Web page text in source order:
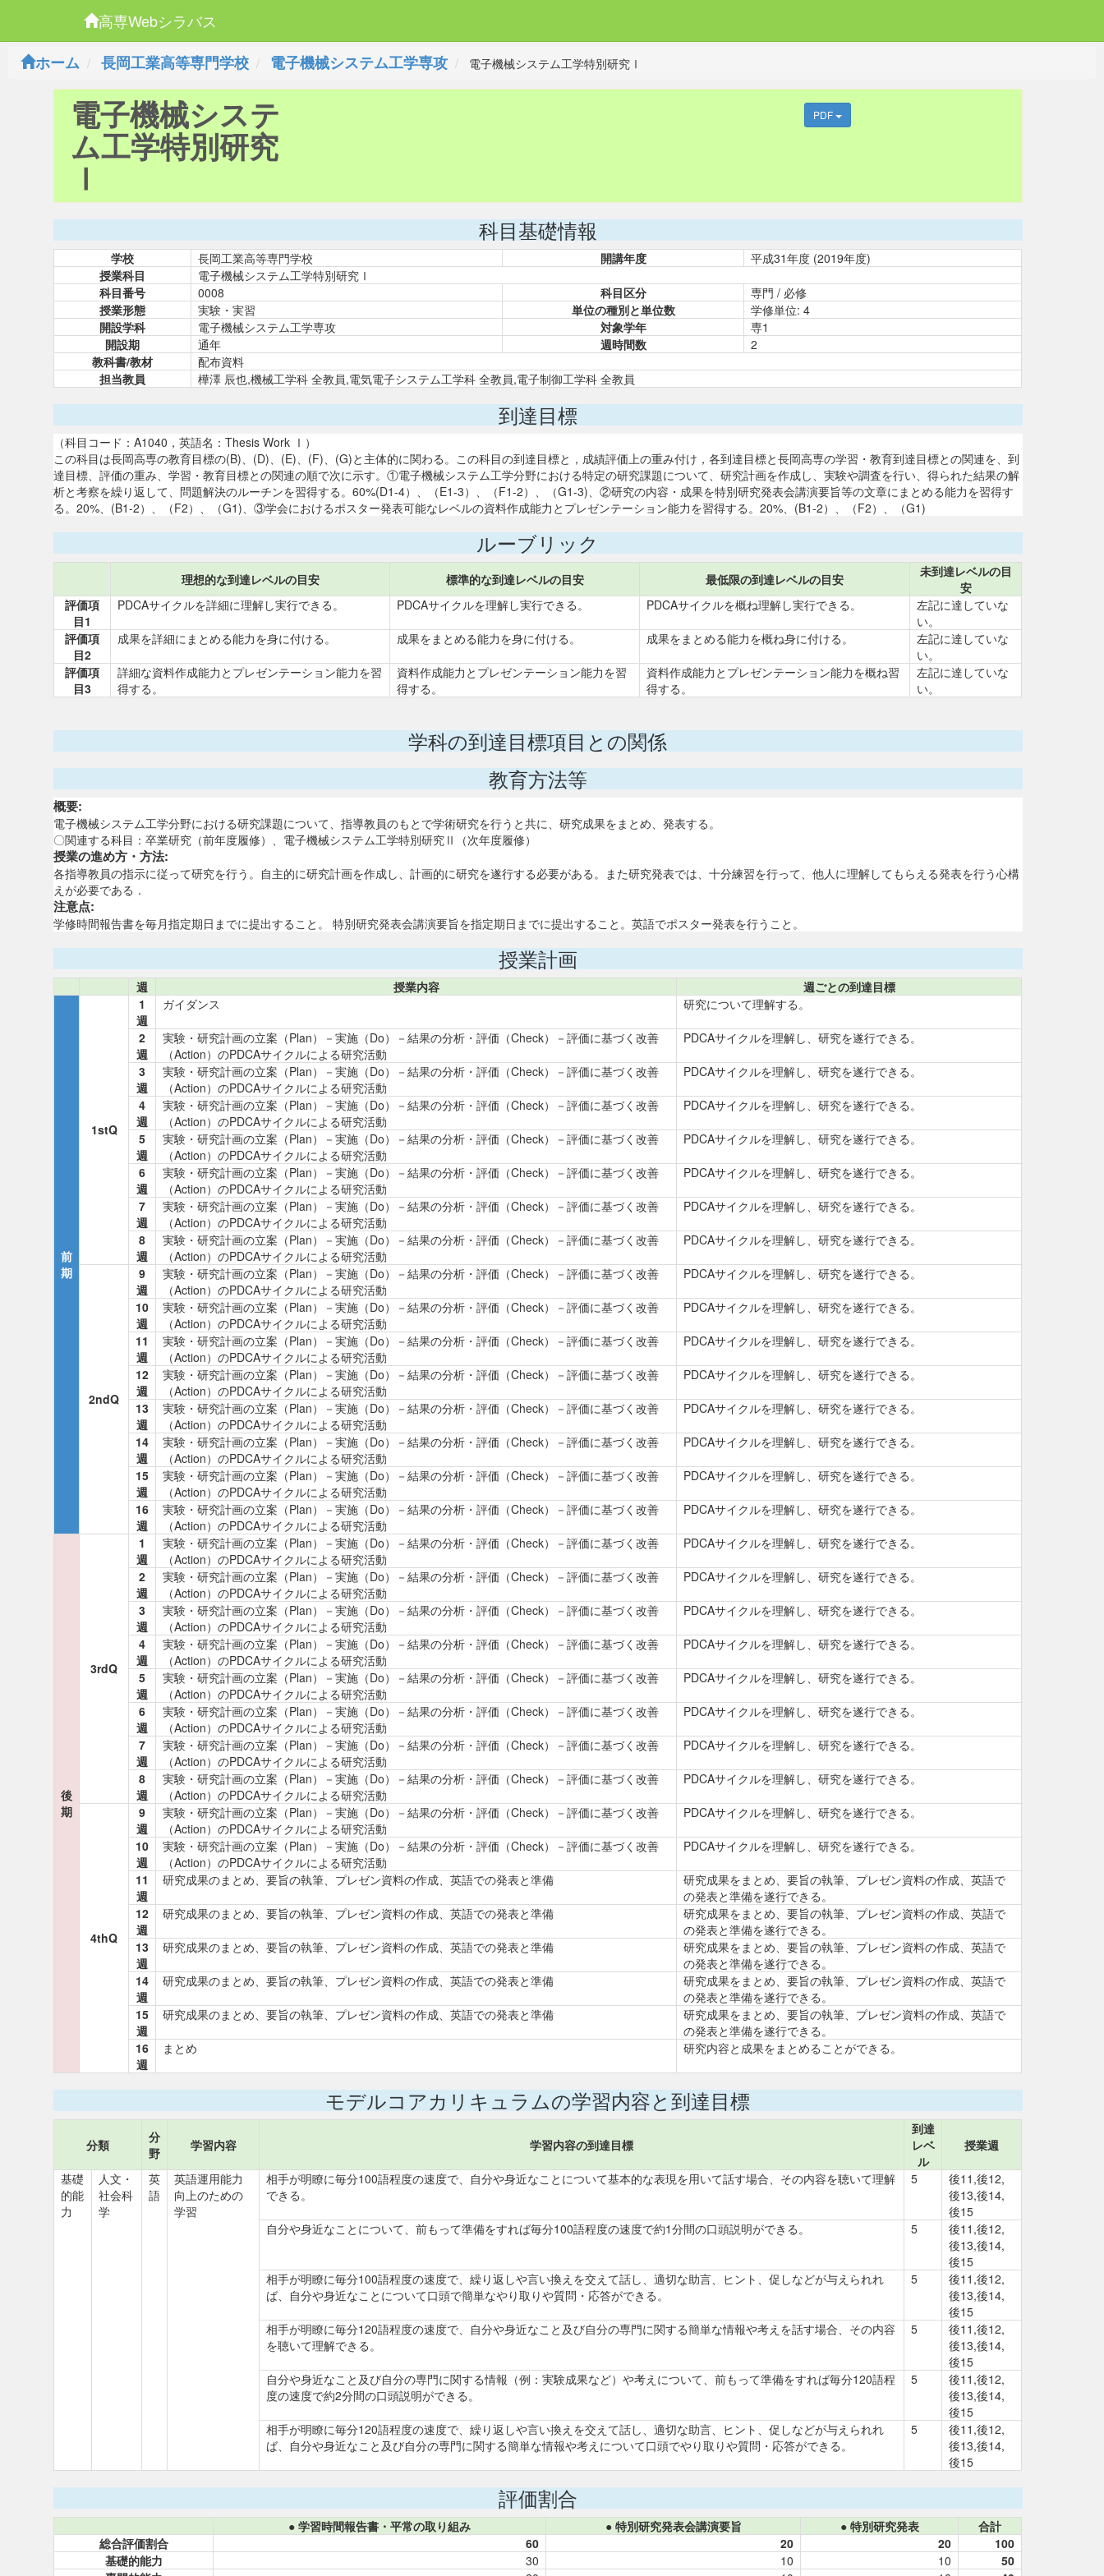
高専Webシラバス
ホーム
長岡工業高等専門学校 電子機械システム工学専攻 電子機械システム工学特別研究Ⅰ
電子機械システ
ム工学特別研究
Ⅰ
PDF
科目基礎情報
学校 長岡工業高等専門学校 開講年度
平成31年度 (2019年度)
授業科目
電子機械システム工学特別研究Ⅰ
科目番号
0008 科目区分
専門 / 必修
授業形態
実験・実習 単位の種別と単位数
学修単位: 4
開設学科
電子機械システム工学専攻 対象学年
専1
開設期
通年 週時間数
2
教科書/教材
配布資料
担当教員
樺澤 辰也,機械工学科 全教員,電気電子システム工学科 全教員,電子制御工学科 全教員
到達目標
（科目コード：A1040，英語名：Thesis Work Ⅰ）
この科目は長岡高専の教育目標の(B)、(D)、(E)、(F)、(G)と主体的に関わる。この科目の到達目標と，成績評価上の重み付け，各到達目標と長岡高専の学習・教育到達目標との関連を、到
達目標、評価の重み、学習・教育目標との関連の順で次に示す。①電子機械システム工学分野における特定の研究課題について、研究計画を作成し、実験や調査を行い、得られた結果の解
析と考察を繰り返して、問題解決のルーチンを習得する。60%(D1-4）、（E1-3）、（F1-2）、（G1-3)、②研究の内容・成果を特別研究発表会講演要旨等の文章にまとめる能力を習得す
る。20%、(B1-2）、（F2）、（G1)、③学会におけるポスター発表可能なレベルの資料作成能力とプレゼンテーション能力を習得する。20%、(B1-2）、（F2）、（G1)
ルーブリック
理想的な到達レベルの目安 標準的な到達レベルの目安 最低限の到達レベルの目安
未到達レベルの目
安
評価項
目1
PDCAサイクルを詳細に理解し実行できる。 PDCAサイクルを理解し実行できる。 PDCAサイクルを概ね理解し実行できる。
左記に達していな
い。
評価項
目2
成果を詳細にまとめる能力を身に付ける。 成果をまとめる能力を身に付ける。 成果をまとめる能力を概ね身に付ける。
左記に達していな
い。
評価項
目3
詳細な資料作成能力とプレゼンテーション能力を習
得する。
資料作成能力とプレゼンテーション能力を習
得する。
資料作成能力とプレゼンテーション能力を概ね習
得する。
左記に達していな
い。
学科の到達目標項目との関係
教育方法等
概要:
電子機械システム工学分野における研究課題について、指導教員のもとで学術研究を行うと共に、研究成果をまとめ、発表する。
〇関連する科目：卒業研究（前年度履修）、電子機械システム工学特別研究Ⅱ（次年度履修）
授業の進め方・方法:
各指導教員の指示に従って研究を行う。自主的に研究計画を作成し、計画的に研究を遂行する必要がある。また研究発表では、十分練習を行って、他人に理解してもらえる発表を行う心構
えが必要である．
注意点:
学修時間報告書を毎月指定期日までに提出すること。 特別研究発表会講演要旨を指定期日までに提出すること。英語でポスター発表を行うこと。
授業計画
週 授業内容 週ごとの到達目標
前
期
1stQ
1
週
ガイダンス 研究について理解する。
2
週
実験・研究計画の立案（Plan）－実施（Do）－結果の分析・評価（Check）－評価に基づく改善
（Action）のPDCAサイクルによる研究活動
PDCAサイクルを理解し、研究を遂行できる。
3
週
実験・研究計画の立案（Plan）－実施（Do）－結果の分析・評価（Check）－評価に基づく改善
（Action）のPDCAサイクルによる研究活動
PDCAサイクルを理解し、研究を遂行できる。
4
週
実験・研究計画の立案（Plan）－実施（Do）－結果の分析・評価（Check）－評価に基づく改善
（Action）のPDCAサイクルによる研究活動
PDCAサイクルを理解し、研究を遂行できる。
5
週
実験・研究計画の立案（Plan）－実施（Do）－結果の分析・評価（Check）－評価に基づく改善
（Action）のPDCAサイクルによる研究活動
PDCAサイクルを理解し、研究を遂行できる。
6
週
実験・研究計画の立案（Plan）－実施（Do）－結果の分析・評価（Check）－評価に基づく改善
（Action）のPDCAサイクルによる研究活動
PDCAサイクルを理解し、研究を遂行できる。
7
週
実験・研究計画の立案（Plan）－実施（Do）－結果の分析・評価（Check）－評価に基づく改善
（Action）のPDCAサイクルによる研究活動
PDCAサイクルを理解し、研究を遂行できる。
8
週
実験・研究計画の立案（Plan）－実施（Do）－結果の分析・評価（Check）－評価に基づく改善
（Action）のPDCAサイクルによる研究活動
PDCAサイクルを理解し、研究を遂行できる。
2ndQ
9
週
実験・研究計画の立案（Plan）－実施（Do）－結果の分析・評価（Check）－評価に基づく改善
（Action）のPDCAサイクルによる研究活動
PDCAサイクルを理解し、研究を遂行できる。
10
週
実験・研究計画の立案（Plan）－実施（Do）－結果の分析・評価（Check）－評価に基づく改善
（Action）のPDCAサイクルによる研究活動
PDCAサイクルを理解し、研究を遂行できる。
11
週
実験・研究計画の立案（Plan）－実施（Do）－結果の分析・評価（Check）－評価に基づく改善
（Action）のPDCAサイクルによる研究活動
PDCAサイクルを理解し、研究を遂行できる。
12
週
実験・研究計画の立案（Plan）－実施（Do）－結果の分析・評価（Check）－評価に基づく改善
（Action）のPDCAサイクルによる研究活動
PDCAサイクルを理解し、研究を遂行できる。
13
週
実験・研究計画の立案（Plan）－実施（Do）－結果の分析・評価（Check）－評価に基づく改善
（Action）のPDCAサイクルによる研究活動
PDCAサイクルを理解し、研究を遂行できる。
14
週
実験・研究計画の立案（Plan）－実施（Do）－結果の分析・評価（Check）－評価に基づく改善
（Action）のPDCAサイクルによる研究活動
PDCAサイクルを理解し、研究を遂行できる。
15
週
実験・研究計画の立案（Plan）－実施（Do）－結果の分析・評価（Check）－評価に基づく改善
（Action）のPDCAサイクルによる研究活動
PDCAサイクルを理解し、研究を遂行できる。
16
週
実験・研究計画の立案（Plan）－実施（Do）－結果の分析・評価（Check）－評価に基づく改善
（Action）のPDCAサイクルによる研究活動
PDCAサイクルを理解し、研究を遂行できる。
後
期
3rdQ
1
週
実験・研究計画の立案（Plan）－実施（Do）－結果の分析・評価（Check）－評価に基づく改善
（Action）のPDCAサイクルによる研究活動
PDCAサイクルを理解し、研究を遂行できる。
2
週
実験・研究計画の立案（Plan）－実施（Do）－結果の分析・評価（Check）－評価に基づく改善
（Action）のPDCAサイクルによる研究活動
PDCAサイクルを理解し、研究を遂行できる。
3
週
実験・研究計画の立案（Plan）－実施（Do）－結果の分析・評価（Check）－評価に基づく改善
（Action）のPDCAサイクルによる研究活動
PDCAサイクルを理解し、研究を遂行できる。
4
週
実験・研究計画の立案（Plan）－実施（Do）－結果の分析・評価（Check）－評価に基づく改善
（Action）のPDCAサイクルによる研究活動
PDCAサイクルを理解し、研究を遂行できる。
5
週
実験・研究計画の立案（Plan）－実施（Do）－結果の分析・評価（Check）－評価に基づく改善
（Action）のPDCAサイクルによる研究活動
PDCAサイクルを理解し、研究を遂行できる。
6
週
実験・研究計画の立案（Plan）－実施（Do）－結果の分析・評価（Check）－評価に基づく改善
（Action）のPDCAサイクルによる研究活動
PDCAサイクルを理解し、研究を遂行できる。
7
週
実験・研究計画の立案（Plan）－実施（Do）－結果の分析・評価（Check）－評価に基づく改善
（Action）のPDCAサイクルによる研究活動
PDCAサイクルを理解し、研究を遂行できる。
8
週
実験・研究計画の立案（Plan）－実施（Do）－結果の分析・評価（Check）－評価に基づく改善
（Action）のPDCAサイクルによる研究活動
PDCAサイクルを理解し、研究を遂行できる。
4thQ
9
週
実験・研究計画の立案（Plan）－実施（Do）－結果の分析・評価（Check）－評価に基づく改善
（Action）のPDCAサイクルによる研究活動
PDCAサイクルを理解し、研究を遂行できる。
10
週
実験・研究計画の立案（Plan）－実施（Do）－結果の分析・評価（Check）－評価に基づく改善
（Action）のPDCAサイクルによる研究活動
PDCAサイクルを理解し、研究を遂行できる。
11
週
研究成果のまとめ、要旨の執筆、プレゼン資料の作成、英語での発表と準備
研究成果をまとめ、要旨の執筆、プレゼン資料の作成、英語で
の発表と準備を遂行できる。
12
週
研究成果のまとめ、要旨の執筆、プレゼン資料の作成、英語での発表と準備
研究成果をまとめ、要旨の執筆、プレゼン資料の作成、英語で
の発表と準備を遂行できる。
13
週
研究成果のまとめ、要旨の執筆、プレゼン資料の作成、英語での発表と準備
研究成果をまとめ、要旨の執筆、プレゼン資料の作成、英語で
の発表と準備を遂行できる。
14
週
研究成果のまとめ、要旨の執筆、プレゼン資料の作成、英語での発表と準備
研究成果をまとめ、要旨の執筆、プレゼン資料の作成、英語で
の発表と準備を遂行できる。
15
週
研究成果のまとめ、要旨の執筆、プレゼン資料の作成、英語での発表と準備
研究成果をまとめ、要旨の執筆、プレゼン資料の作成、英語で
の発表と準備を遂行できる。
16
週
まとめ 研究内容と成果をまとめることができる。
モデルコアカリキュラムの学習内容と到達目標
分類
分
野
学習内容 学習内容の到達目標
到達
レベ
ル
授業週
基礎
的能
力
人文・
社会科
学
英
語
英語運用能力
向上のための
学習
相手が明瞭に毎分100語程度の速度で、自分や身近なことについて基本的な表現を用いて話す場合、その内容を聴いて理解
できる。
5
後11,後12,
後13,後14,
後15
自分や身近なことについて、前もって準備をすれば毎分100語程度の速度で約1分間の口頭説明ができる。
5
後11,後12,
後13,後14,
後15
相手が明瞭に毎分100語程度の速度で、繰り返しや言い換えを交えて話し、適切な助言、ヒント、促しなどが与えられれ
ば、自分や身近なことについて口頭で簡単なやり取りや質問・応答ができる。
5
後11,後12,
後13,後14,
後15
相手が明瞭に毎分120語程度の速度で、自分や身近なこと及び自分の専門に関する簡単な情報や考えを話す場合、その内容
を聴いて理解できる。
5
後11,後12,
後13,後14,
後15
自分や身近なこと及び自分の専門に関する情報（例：実験成果など）や考えについて、前もって準備をすれば毎分120語程
度の速度で約2分間の口頭説明ができる。
5
後11,後12,
後13,後14,
後15
相手が明瞭に毎分120語程度の速度で、繰り返しや言い換えを交えて話し、適切な助言、ヒント、促しなどが与えられれ
ば、自分や身近なこと及び自分の専門に関する簡単な情報や考えについて口頭でやり取りや質問・応答ができる。
5
後11,後12,
後13,後14,
後15
評価割合
● 学習時間報告書・平常の取り組み ● 特別研究発表会講演要旨 ● 特別研究発表
合計
総合評価割合
60 20 20
100
基礎的能力
30 10 10
50